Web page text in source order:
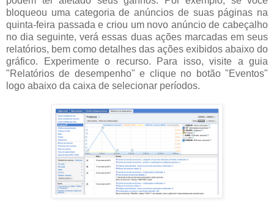
bloqueou uma categoria de anúncios de suas páginas na
quinta-feira passada e criou um novo anúncio de cabeçalho
no dia seguinte, verá essas duas ações marcadas em seus
relatórios, bem como detalhes das ações exibidos abaixo do
gráfico. Experimente o recurso. Para isso, visite a guia
"Relatórios de desempenho" e clique no botão "Eventos"
logo abaixo da caixa de selecionar períodos.